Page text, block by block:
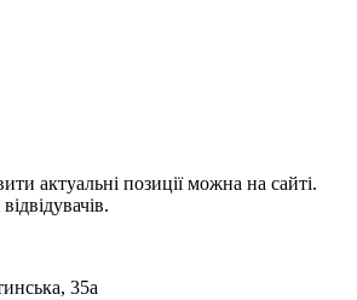
актуальні позиції можна на сайті.
35а